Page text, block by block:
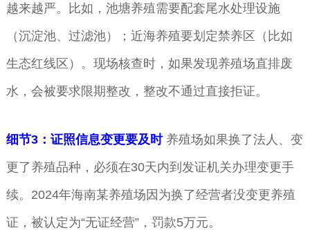
越来越严。比如，池塘养殖需要配套尾水处理设施
（沉淀池、过滤池）；近海养殖要划定禁养区（比如
生态红线区）。现场核查时，如果发现养殖场直排废
水，会被要求限期整改，整改不通过直接拒证。
细节3：证照信息变更要及时养殖场如果换了法人、变
更了养殖品种，必须在30天内到发证机关办理变更手
续。2024年海南某养殖场因为换了经营者没变更养殖
证，被认定为“无证经营”，罚款5万元。